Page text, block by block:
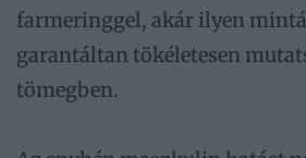
farmeringgel, akár ilyen
garantáltan tökéletesen
tömegben.